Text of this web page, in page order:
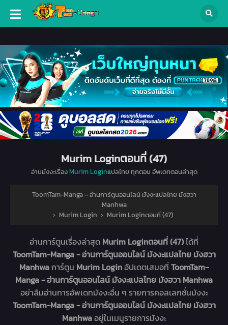
Murim Loginตอนที่ (47)
อ่านมังงะเรื่องMurim Loginแปลไทย ทุกตอน อัพเดทตอนล่าสุด
ToomTam-Manga – อ่านการ์ตูนออนไลน์ มังงะแปลไทย มังฮวา
Manhwa
› Murim Login › Murim Loginตอนที่ (47)
อ่านการ์ตูนเรื่องล่าสุด Murim Loginตอนที่ (47)ได้ที่
ToomTam-Manga - อ่านการ์ตูนออนไลน์ มังงะแปลไทย มังฮวา
Manhwaการ์ตูน Murim Loginอัปเดตเสมอที่ ToomTam-
Manga - อ่านการ์ตูนออนไลน์ มังงะแปลไทย มังฮวา Manhwa
อย่าลืมอ่านการอัพเดทมังงะอื่น ๆ รายการคอลเลกชั่นมังงะ
ToomTam-Manga - อ่านการ์ตูนออนไลน์ มังงะแปลไทย มังฮวา
Manhwaอยู่ในเมนูรายการมังงะ